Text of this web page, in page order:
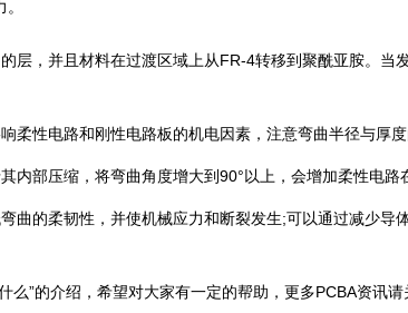
层，并且材料在过渡区域上从FR-4转移到聚酰亚胺。当
柔性电路和刚性电路板的机电因素，注意弯曲半径与厚度
内部压缩，将弯曲角度增大到90°以上，会增加柔性电路
曲的柔韧性，并使机械应力和断裂发生;可以通过减少导
么”的介绍，希望对大家有一定的帮助，更多PCBA资讯